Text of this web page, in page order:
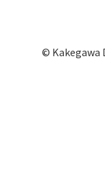
© Kakegawa